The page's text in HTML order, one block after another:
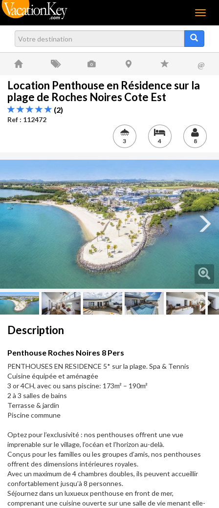
Menu
@
Location Penthouse en Résidence sur la
plage de Roches Noires Cote Est
(2)
Ref : 112472
3 4 8
Description
Penthouse Roches Noires 8 Pers
PENTHOUSES EN RESIDENCE 5* sur la plage. Spa & Tennis
Cuisine équipée et aménagée
3 or 4CH, avec ou sans piscine: 173m² – 190m²
2 à 3 salles de bains
Terrasse & jardin
Piscine commune
Optez pour l’exclusivité : nos penthouses offrent une vue
imprenable sur le village, l’océan et l’horizon au-delà.
Conçus pour les familles ou les groupes d’amis, nos penthouses
offrent des dimensions intérieures royales.
Avec un maximum de 4 chambres doubles, ils peuvent accueillir
confortablement jusqu’à 8 personnes.
Séjournez dans un luxueux penthouse en front de mer,
comprenant une cuisine ouverte sur une salle de vie menant elle-